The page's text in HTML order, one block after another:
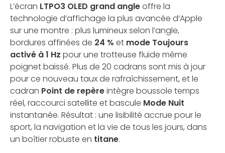
L’écran LTPO3 OLED grand angleoffre la
technologie d’affichage la plus avancée d’Apple
sur une montre : plus lumineux selon l’angle,
bordures affinées de 24 % et mode Toujours
activé à 1 Hz pour une trotteuse fluide même
poignet baissé. Plus de 20 cadrans sont mis à jour
pour ce nouveau taux de rafraîchissement, et le
cadran Point de repèreintègre boussole temps
réel, raccourci satellite et bascule Mode Nuit
instantanée. Résultat : une lisibilité accrue pour le
sport, la navigation et la vie de tous les jours, dans
un boîtier robuste en titane.